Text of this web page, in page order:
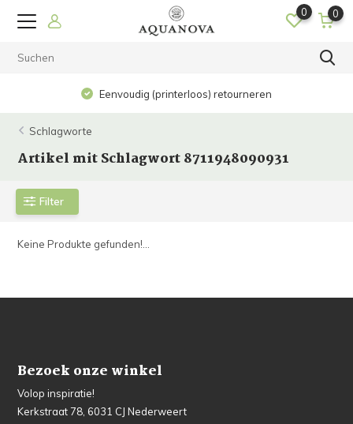
0 0
Eenvoudig (printerloos) retourneren
Schlagworte
Artikel mit Schlagwort 8711948090931
Filter
Keine Produkte gefunden!...
Bezoek onze winkel
Volop inspiratie!
Kerkstraat 78, 6031 CJ Nederweert